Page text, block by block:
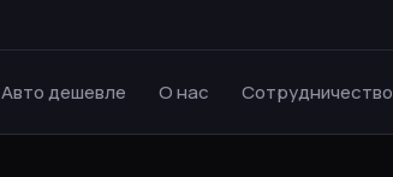
Авто дешевле О нас Сотрудничество